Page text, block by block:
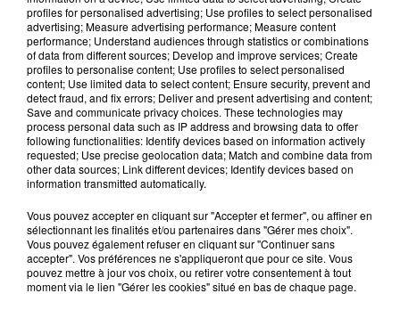
préparer la saison du renouveau
7 août 2026
Incendie à La Brasserie de Saint-Omer
: 80 personnes évacuées
NOS AUTRES PODCASTS
profiles for personalised advertising; Use profiles to select personalised
advertising; Measure advertising performance; Measure content
performance; Understand audiences through statistics or combinations
of data from different sources; Develop and improve services; Create
profiles to personalise content; Use profiles to select personalised
content; Use limited data to select content; Ensure security, prevent and
detect fraud, and fix errors; Deliver and present advertising and content;
Save and communicate privacy choices. These technologies may
process personal data such as IP address and browsing data to offer
following functionalities: Identify devices based on information actively
requested; Use precise geolocation data; Match and combine data from
other data sources; Link different devices; Identify devices based on
information transmitted automatically.
Vous pouvez accepter en cliquant sur "Accepter et fermer", ou affiner en
sélectionnant les finalités et/ou partenaires dans "Gérer mes choix".
Vous pouvez également refuser en cliquant sur "Continuer sans
accepter". Vos préférences ne s'appliqueront que pour ce site. Vous
pouvez mettre à jour vos choix, ou retirer votre consentement à tout
moment via le lien "Gérer les cookies" situé en bas de chaque page.